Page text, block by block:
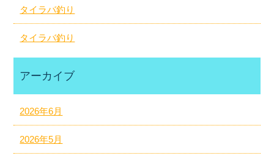
タイラバ釣り
タイラバ釣り
アーカイブ
2026年6月
2026年5月